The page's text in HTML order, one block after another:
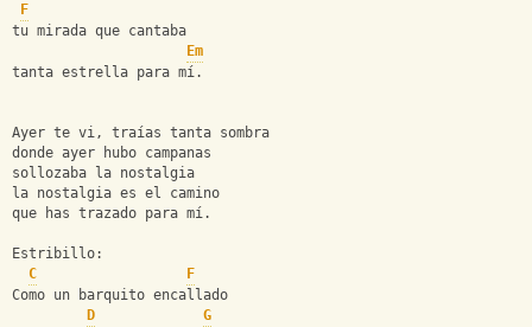
F
tu mirada que cantaba
Em
tanta estrella para mí.
Ayer te vi, traías tanta sombra
donde ayer hubo campanas
sollozaba la nostalgia
la nostalgia es el camino
que has trazado para mí.
Estribillo:
C
F
Como un barquito encallado
D
G